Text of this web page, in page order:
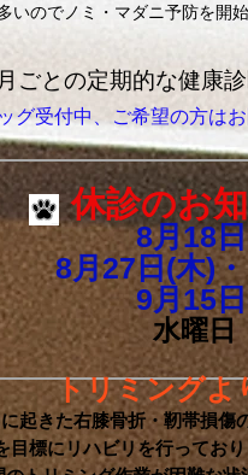
いのでノミ・マダニ予防を開
ごとの定期的な健康
グ受付中、ご希望の方は
休診のお
日(火)・
日(木)・・
日(火)・
水曜日
トリミングよ
起きた右膝骨折・靭帯損傷
リハビリを行っておりま